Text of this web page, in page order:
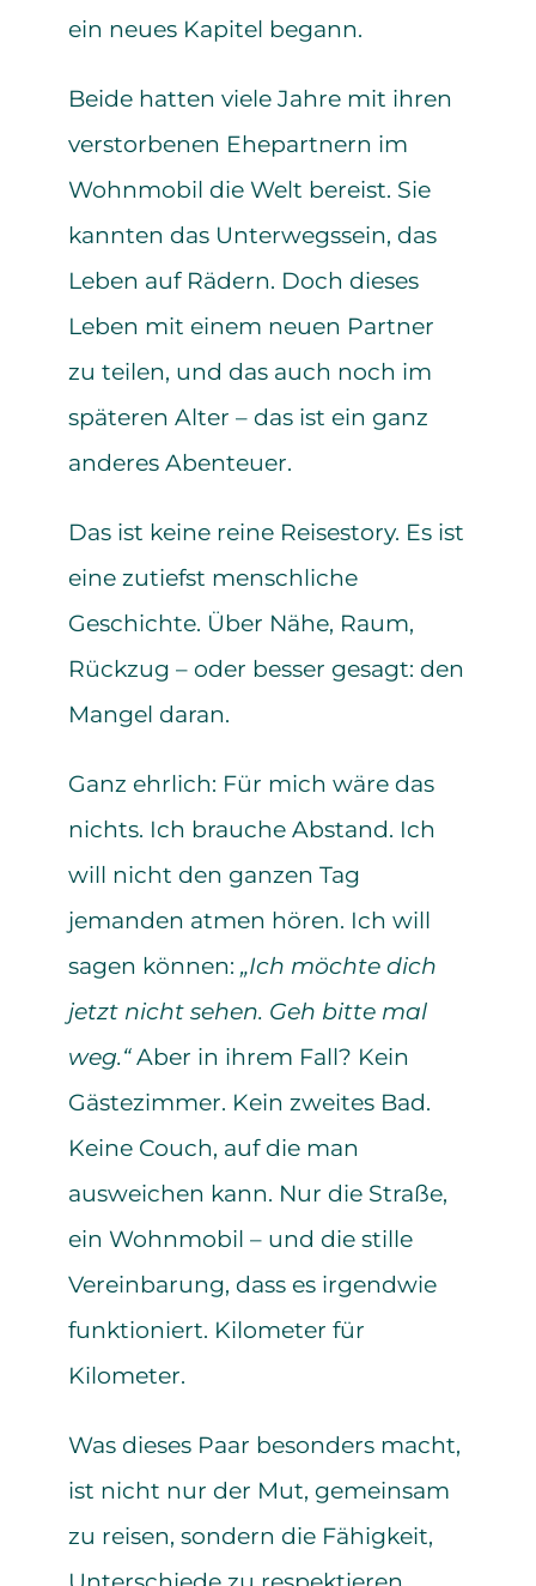
ein neues Kapitel begann.
Beide hatten viele Jahre mit ihren
verstorbenen Ehepartnern im
Wohnmobil die Welt bereist. Sie
kannten das Unterwegssein, das
Leben auf Rädern. Doch dieses
Leben mit einem neuen Partner
zu teilen, und das auch noch im
späteren Alter – das ist ein ganz
anderes Abenteuer.
Das ist keine reine Reisestory. Es ist
eine zutiefst menschliche
Geschichte. Über Nähe, Raum,
Rückzug – oder besser gesagt: den
Mangel daran.
Ganz ehrlich: Für mich wäre das
nichts. Ich brauche Abstand. Ich
will nicht den ganzen Tag
jemanden atmen hören. Ich will
sagen können:„Ich möchte dich
jetzt nicht sehen. Geh bitte mal
weg.“Aber in ihrem Fall? Kein
Gästezimmer. Kein zweites Bad.
Keine Couch, auf die man
ausweichen kann. Nur die Straße,
ein Wohnmobil – und die stille
Vereinbarung, dass es irgendwie
funktioniert. Kilometer für
Kilometer.
Was dieses Paar besonders macht,
ist nicht nur der Mut, gemeinsam
zu reisen, sondern die Fähigkeit,